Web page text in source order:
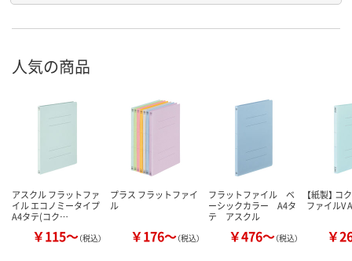
人気の商品
アスクル フラットファ
イル エコノミータイプ
A4タテ(コク…
￥115～（税込）
プラス フラットファイ
ル
￥176～（税込）
フラットファイル ベ
ーシックカラー A4タ
テ アスクル
￥476～（税込）
【紙製】 コ
ファイルV
￥